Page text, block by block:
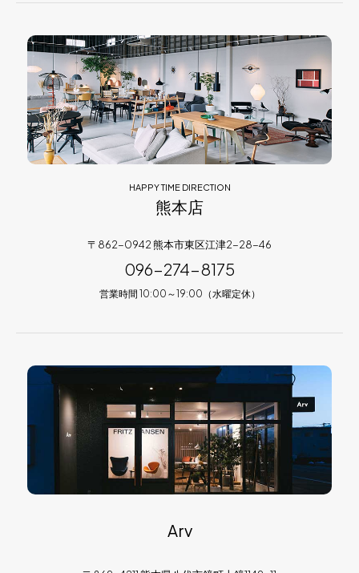
HAPPY TIME DIRECTION
熊本店
〒862-0942 熊本市東区江津2-28-46
096-274-8175
営業時間 10:00～19:00（水曜定休）
Arv